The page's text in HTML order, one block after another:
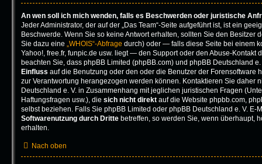
An wen soll ich mich wenden, falls es Beschwerden oder juristische
Jeder Administrator, der auf der „Das Team“-Seite aufgeführt ist, ist ein
Beschwerde. Wenn Sie so keine Antwort erhalten, sollten Sie den Besitzer
Sie dazu eine „WHOIS“-Abfrage durch) oder — falls diese Seite bei einem
Yahoo!, free.fr, funpic.de usw. liegt — den Support oder den Abuse-Kontakt
beachten Sie, dass phpBB Limited (phpBB.com) und phpBB Deutschland
Einfluss auf die Benutzung oder den oder die Benutzer der Forensoftware
zur Verantwortung herangezogen werden können. Kontaktieren Sie daher
Deutschland e. V. in Zusammenhang mit jeglichen juristischen Fragen
Haftungsfragen usw.), die sich nicht direkt auf die Website phpbb.com,
selbst beziehen. Falls Sie phpBB Limited oder phpBB Deutschland e. V. E-
Softwarenutzung durch Dritte betreffen, so werden Sie, wenn überhaupt,
erhalten.
Nach oben